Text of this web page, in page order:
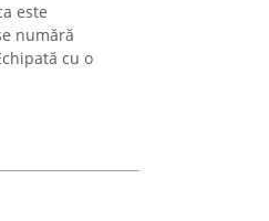
este
numără
cu o